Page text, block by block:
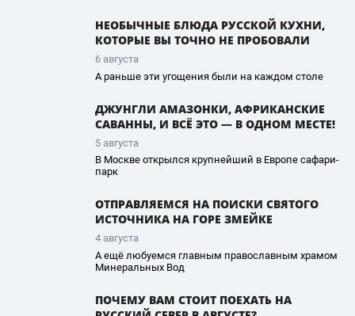
НЕОБЫЧНЫЕ БЛЮДА РУССКОЙ КУХНИ,
КОТОРЫЕ ВЫ ТОЧНО НЕ ПРОБОВАЛИ
6 августа
А раньше эти угощения были на каждом столе
ДЖУНГЛИ АМАЗОНКИ, АФРИКАНСКИЕ
САВАННЫ, И ВСЁ ЭТО — В ОДНОМ МЕСТЕ!
5 августа
В Москве открылся крупнейший в Европе сафари-
парк
ОТПРАВЛЯЕМСЯ НА ПОИСКИ СВЯТОГО
ИСТОЧНИКА НА ГОРЕ ЗМЕЙКЕ
4 августа
А ещё любуемся главным православным храмом
Минеральных Вод
ПОЧЕМУ ВАМ СТОИТ ПОЕХАТЬ НА